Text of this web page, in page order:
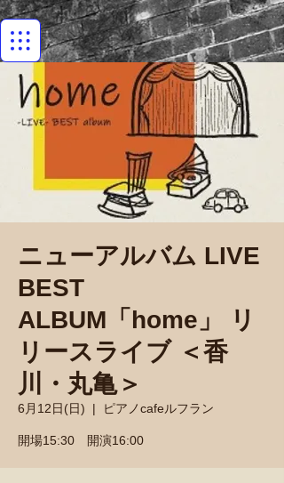
ニューアルバム LIVE
BEST
ALBUM「home」 リ
リースライブ ＜香
川・丸亀＞
6月12日(日)
  |
ピアノcafeルフラン
開場15:30 開演16:00